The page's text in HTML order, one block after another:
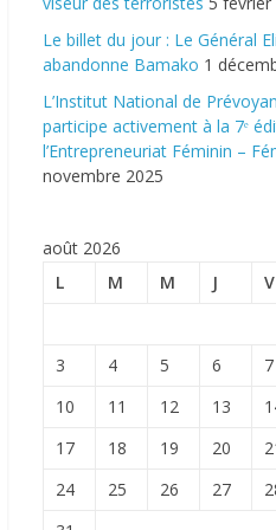
‎Le billet du jour : Le Général
abandonne Bamako 1
L’Institut National de
participe activement à la 7ᵉ
l’Entrepreneuriat Féminin –
novembre 2025
août 2026
L
M M J V
3
4 5 6 7
10
11 12 13
17
18 19 20
24
25 26 27